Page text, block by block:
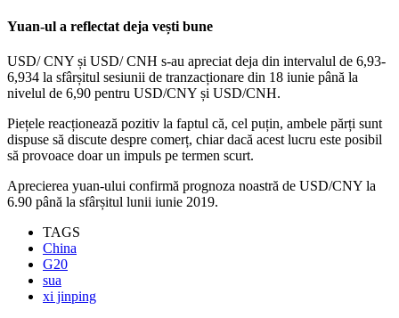
Yuan-ul a reflectat deja vești bune
USD/ CNY și USD/ CNH s-au apreciat deja din intervalul de 6,93-
6,934 la sfârșitul sesiunii de tranzacționare din 18 iunie până la
nivelul de 6,90 pentru USD/CNY și USD/CNH.
Piețele reacționează pozitiv la faptul că, cel puțin, ambele părți sunt
dispuse să discute despre comerț, chiar dacă acest lucru este posibil
să provoace doar un impuls pe termen scurt.
Aprecierea yuan-ului confirmă prognoza noastră de USD/CNY la
6.90 până la sfârșitul lunii iunie 2019.
TAGS
China
G20
sua
xi jinping